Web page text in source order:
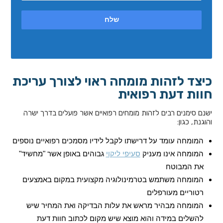
שלח
כיצד לזהות מומחה ראוי לצורך עריכת
חוות דעת רפואית
ישנם סימנים רבים לזהות מומחים רפואיים אשר פועלים בדרך ישרה
והוגנת, כגון:
המומחה עומד על דרישתו לקבל לידיו מסמכים רפואיים נוספים
המומחה אינו מעניק סעיפי ליקוי גבוהים באופן אשר "מחשיד"
את המבוטח
המומחה משתמש בטרמינולוגיה מקצועית במקום באמצעים
רטוריים מעורפלים
המומחה מבהיר מראש את עלות הבדיקה ואת המחיר שיש
להשלים במידה והוא מוצא שיש מקום לכתוב חוות דעת